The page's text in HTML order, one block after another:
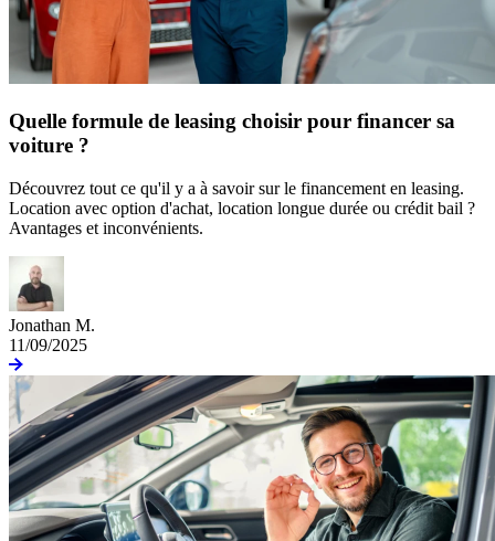
Quelle formule de leasing choisir pour financer sa
voiture ?
Découvrez tout ce qu'il y a à savoir sur le financement en leasing.
Location avec option d'achat, location longue durée ou crédit bail ?
Avantages et inconvénients.
Jonathan M.
11/09/2025